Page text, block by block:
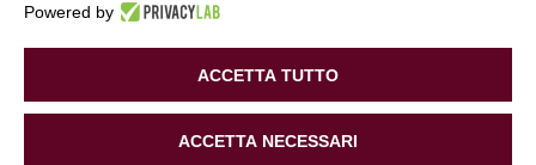
Capitale sociale 20.000 Euro i.v.
Informative Privacy
Informativa navigatori sito internet–Condizioni Generali
Powered by
ACCETTA TUTTO
ACCETTA NECESSARI